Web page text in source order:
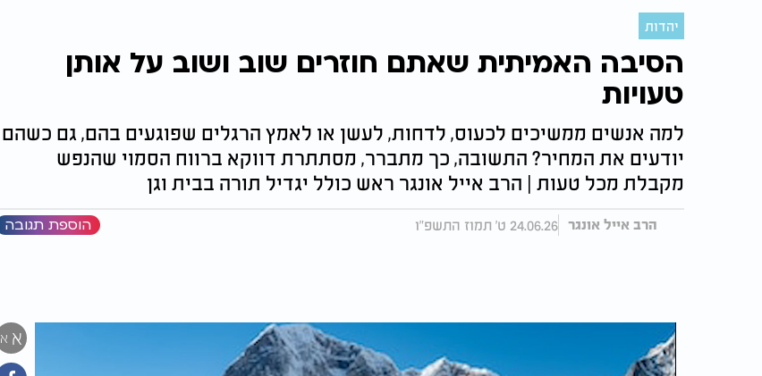
יהדות
הסיבה האמיתית שאתם חוזרים שוב ושוב על אותן
טעויות
למה אנשים ממשיכים לכעוס, לדחות, לעשן או לאמץ הרגלים שפוגעים בהם, גם כשהם
יודעים את המחיר? התשובה, כך מתברר, מסתתרת דווקא ברווח הסמוי שהנפש
מקבלת מכל טעות | הרב אייל אונגר ראש כולל יגדיל תורה בבית וגן
הרב אייל אונגר 24.06.26 ט' תמוז התשפ"ו הוספת תגובה
א א